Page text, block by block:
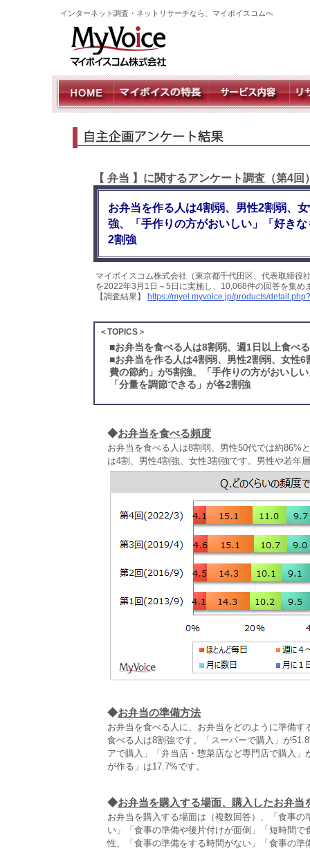
インターネット調査・ネットリサーチなら、マイボイスコムへ
【 弁当 】に関するアンケート調査（第4回
お弁当を作る人は4割弱、男性2割弱、
強、「手作りの方がおいしい」「好き
2割強
マイボイスコム株式会社（東京都千代田区、代表取締
を2022年3月1日～5日に実施し、10,068件の回答を集め
【調査結果】
https://myel.myvoice.jp/products/
＜TOPICS＞
■お弁当を食べる人は8割弱、週1日以上食べ
■お弁当を作る人は4割弱、男性2割弱、女性
費の節約」が5割強、「手作りの方がおいし
「分量を調節できる」が各2割強
◆お弁当を食べる頻度
お弁当を食べる人は8割弱、男性50代では約86%
は4割、男性4割強、女性3割強です。男性や若年
◆お弁当の準備方法
お弁当を食べる人に、お弁当をどのように準備
食べる人は8割強です。「スーパーで購入」が
アで購入」「弁当店・惣菜店など専門店で購入
が作る」は17.7%です。
◆お弁当を購入する場面、購入したお弁当
お弁当を購入する場面は（複数回答）、「食事
い」「食事の準備や後片付けが面倒」「短時間
性、「食事の準備をする時間がない」「食事の